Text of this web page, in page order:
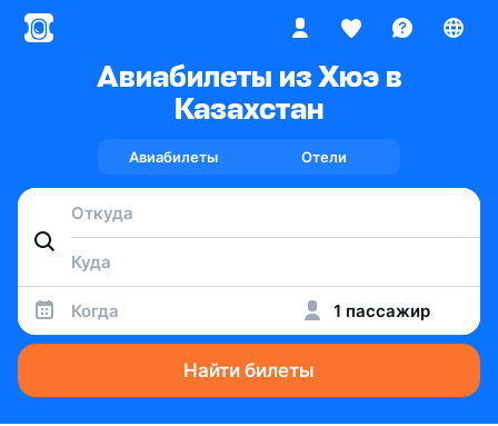
Авиабилеты из Хюэ в
Казахстан
Авиабилеты Отели
Когда 1 пассажир
Найти билеты